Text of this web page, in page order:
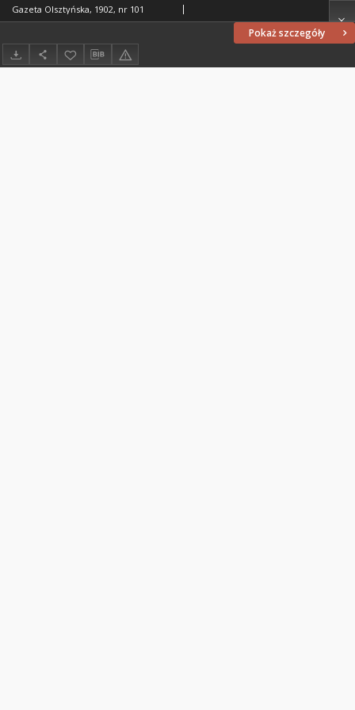
Pokaż szczegóły
Gazeta Olsztyńska, 1902, nr 101